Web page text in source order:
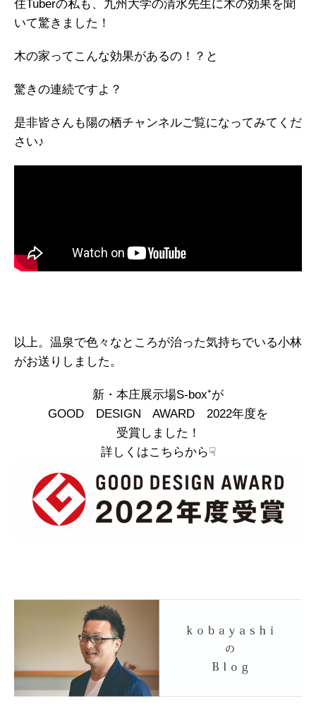
住Tuberの私も、九州大学の清水先生に木の効果を聞
いて驚きました！
木の家ってこんな効果があるの！？と
驚きの連続ですよ？
是非皆さんも陽の栖チャンネルご覧になってみてくだ
さい♪
以上。温泉で色々なところが治った気持ちでいる小林
がお送りしました。
新・本庄展示場S-box⁺が
GOOD DESIGN AWARD 2022年度を
受賞しました！
詳しくはこちらから☟